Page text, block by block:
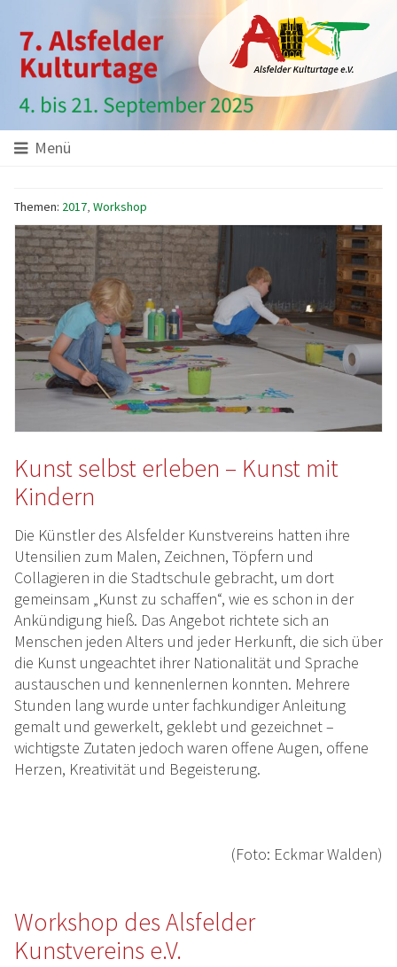
Startseite
Hauptinhalt
Menü
Themen: 2017, Workshop
Kunst selbst erleben – Kunst mit
Kindern
Die Künstler des Alsfelder Kunstvereins hatten ihre
Utensilien zum Malen, Zeichnen, Töpfern und
Collagieren in die Stadtschule gebracht, um dort
gemeinsam „Kunst zu schaffen“, wie es schon in der
Ankündigung hieß. Das Angebot richtete sich an
Menschen jeden Alters und jeder Herkunft, die sich über
die Kunst ungeachtet ihrer Nationalität und Sprache
austauschen und kennenlernen konnten. Mehrere
Stunden lang wurde unter fachkundiger Anleitung
gemalt und gewerkelt, geklebt und gezeichnet –
wichtigste Zutaten jedoch waren offene Augen, offene
Herzen, Kreativität und Begeisterung.
(Foto: Eckmar Walden)
Workshop des Alsfelder
Kunstvereins e.V.